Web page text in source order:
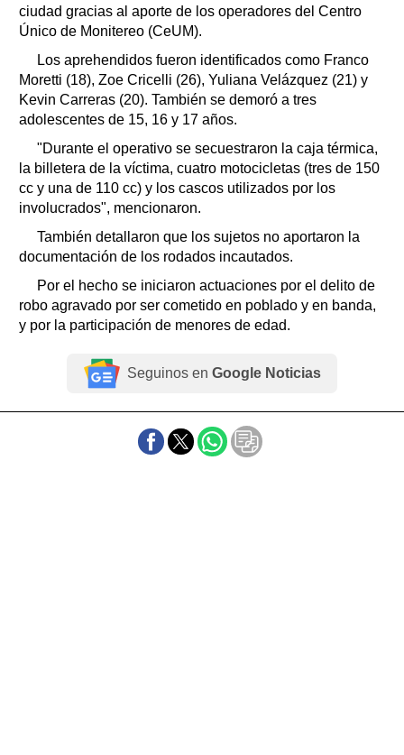
ciudad gracias al aporte de los operadores del Centro
Único de Monitereo (CeUM).
Los aprehendidos fueron identificados como Franco
Moretti (18), Zoe Cricelli (26), Yuliana Velázquez (21) y
Kevin Carreras (20). También se demoró a tres
adolescentes de 15, 16 y 17 años.
"Durante el operativo se secuestraron la caja térmica,
la billetera de la víctima, cuatro motocicletas (tres de 150
cc y una de 110 cc) y los cascos utilizados por los
involucrados", mencionaron.
También detallaron que los sujetos no aportaron la
documentación de los rodados incautados.
Por el hecho se iniciaron actuaciones por el delito de
robo agravado por ser cometido en poblado y en banda,
y por la participación de menores de edad.
Seguinos en Google Noticias